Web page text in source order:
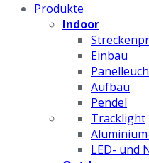
Produkte
Indoor
Einbau
Aufbau
Pendel
Tracklight
LED- und